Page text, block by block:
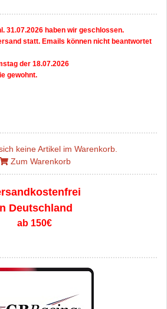
31.07.2026 haben wir geschlossen.
statt. Emails können nicht beantwortet
der 18.07.2026
gewohnt.
keine Artikel im Warenkorb.
Zum Warenkorb
Deutschland
ab 150€